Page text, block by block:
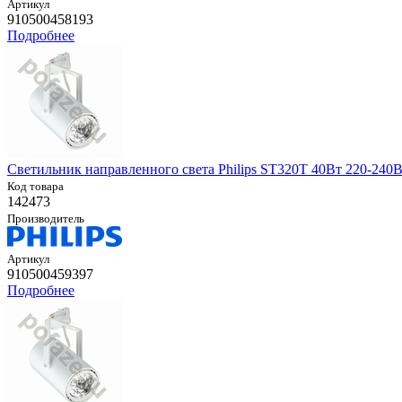
Артикул
910500458193
Подробнее
Светильник направленного света Philips ST320T 40Вт 220-
Код товара
142473
Производитель
Артикул
910500459397
Подробнее